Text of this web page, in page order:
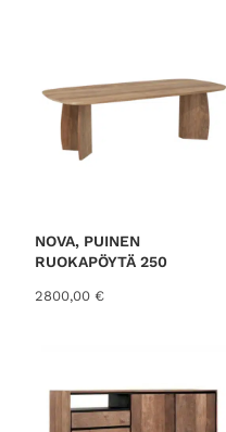
NOVA, PUINEN
RUOKAPÖYTÄ 250
2800,00 €